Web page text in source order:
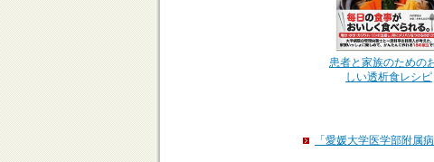
患者と家族のための
しい透析食レシピ
「愛媛大学医学部附属